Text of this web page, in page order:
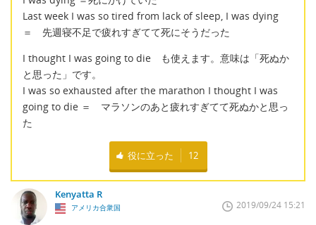
Last week I was so tired from lack of sleep, I was dying
＝ 先週寝不足で疲れすぎてて死にそうだった
I thought I was going to die も使えます。意味は「死ぬか
と思った」です。
I was so exhausted after the marathon I thought I was
going to die ＝ マラソンのあと疲れすぎてて死ぬかと思っ
た
役に立った 12
Kenyatta R
アメリカ合衆国 2019/09/24 15:21